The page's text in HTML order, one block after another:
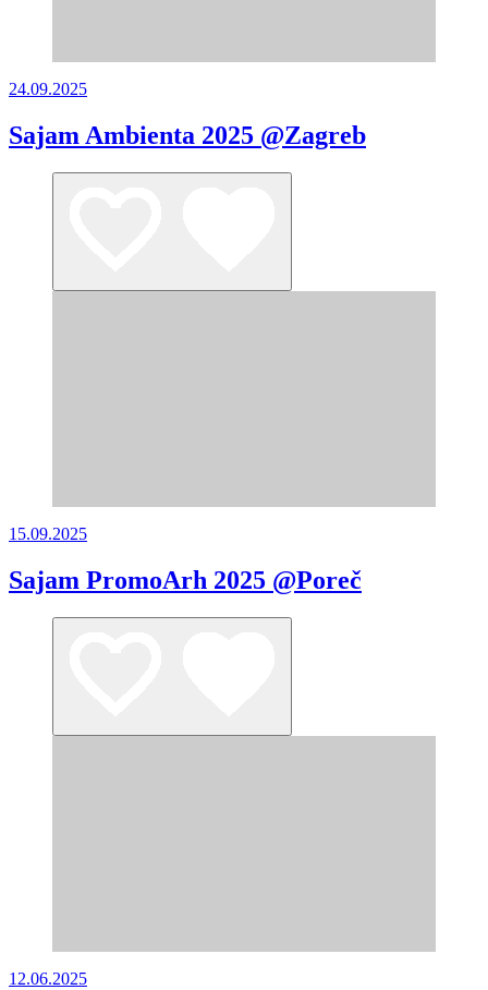
24.09.2025
Sajam Ambienta 2025 @Zagreb
15.09.2025
Sajam PromoArh 2025 @Poreč
12.06.2025